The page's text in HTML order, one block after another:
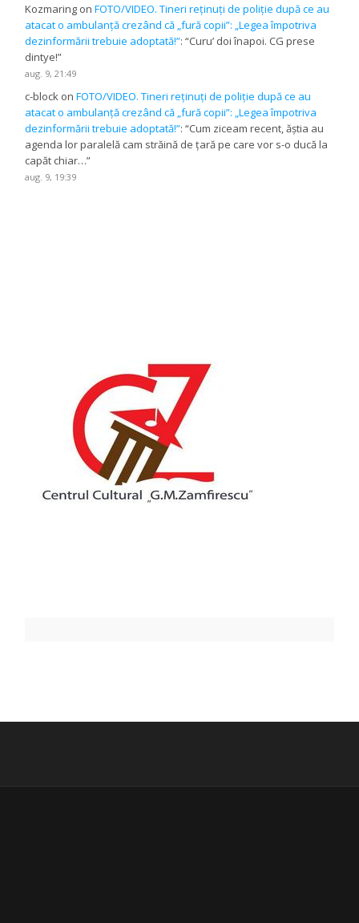
Kozmaring onFOTO/VIDEO. Tineri reținuți de poliție după ce au
atacat o ambulanță crezând că „fură copii”: „Legea împotriva
dezinformării trebuie adoptată!”: “Curu’ doi înapoi. CG prese
dintye!”
aug. 9, 21:49
c-block onFOTO/VIDEO. Tineri reținuți de poliție după ce au
atacat o ambulanță crezând că „fură copii”: „Legea împotriva
dezinformării trebuie adoptată!”: “Cum ziceam recent, ăștia au
agenda lor paralelă cam străină de țară pe care vor s-o ducă la
capăt chiar…”
aug. 9, 19:39